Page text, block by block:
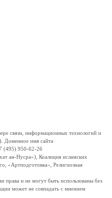
связи, информационных технологий и
Доменное имя сайта
(495) 950-62-26
ан-Нусра»), Коалиция исламских
«Артподготовка», Религиозная
права и не могут быть использованы без
может не совпадать с мнением